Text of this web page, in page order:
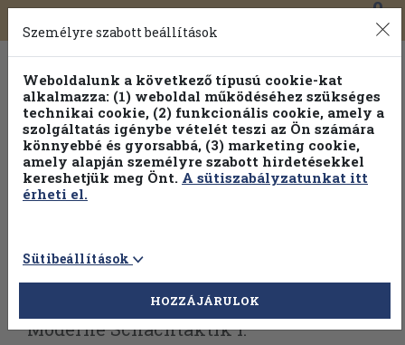
Toggle
navigation
0
Vissza az előző oldalra Válasszon példányt
Moderne Schachtaktik I.
Személyre szabott beállítások
Weboldalunk a következő típusú cookie-kat
alkalmazza: (1) weboldal működéséhez szükséges
technikai cookie, (2) funkcionális cookie, amely a
szolgáltatás igénybe vételét teszi az Ön számára
könnyebbé és gyorsabbá, (3) marketing cookie,
amely alapján személyre szabott hirdetésekkel
kereshetjük meg Önt. A sütiszabályzatunkat itt
érheti el.
Sütibeállítások
HOZZÁJÁRULOK